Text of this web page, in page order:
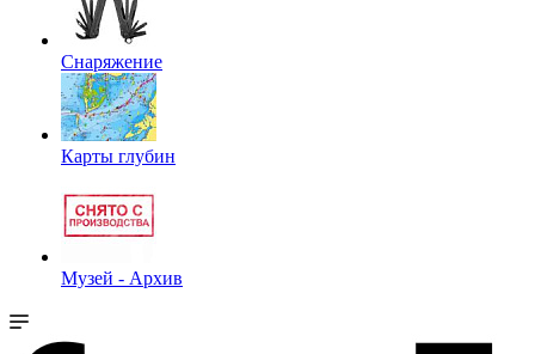
Снаряжение
Карты глубин
Музей - Архив